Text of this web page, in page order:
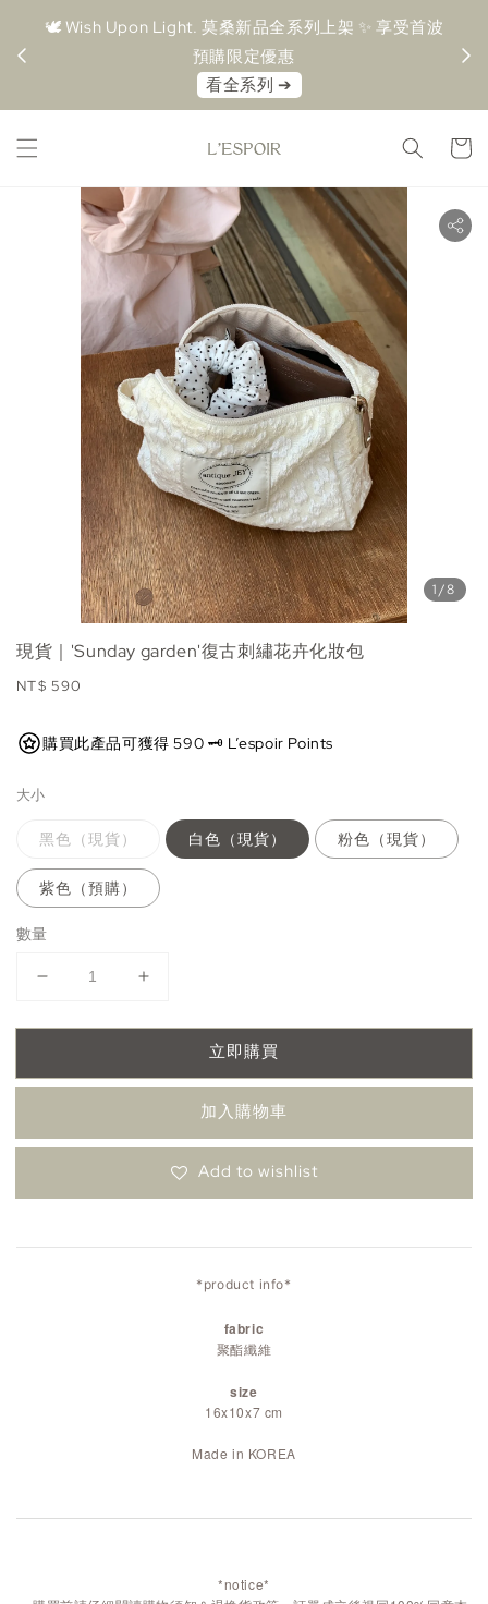
🤍 MOISSÁN 莫桑鑽系列 🤍 任選 2 件 88 折 / 3 件 85
折
08.09-08.16 新品優惠
⚠️
1/8
現貨｜'Sunday garden'復古刺繡花卉化妝包
Regular
NT$ 590
購買此產品可獲得 590 🗝️ L’espoir Points
大小
黑色（現貨） 白色（現貨） 粉色（現貨）
紫色（預購）
數量
立即購買
加入購物車
Add to wishlist
*product info*
fabric
聚酯纖維
size
16x10x7 cm
Made in KOREA
*notice*